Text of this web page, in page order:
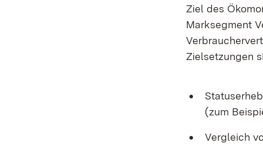
Ziel des
Marksegment
Zielsetzungen
(zum
Vergleich